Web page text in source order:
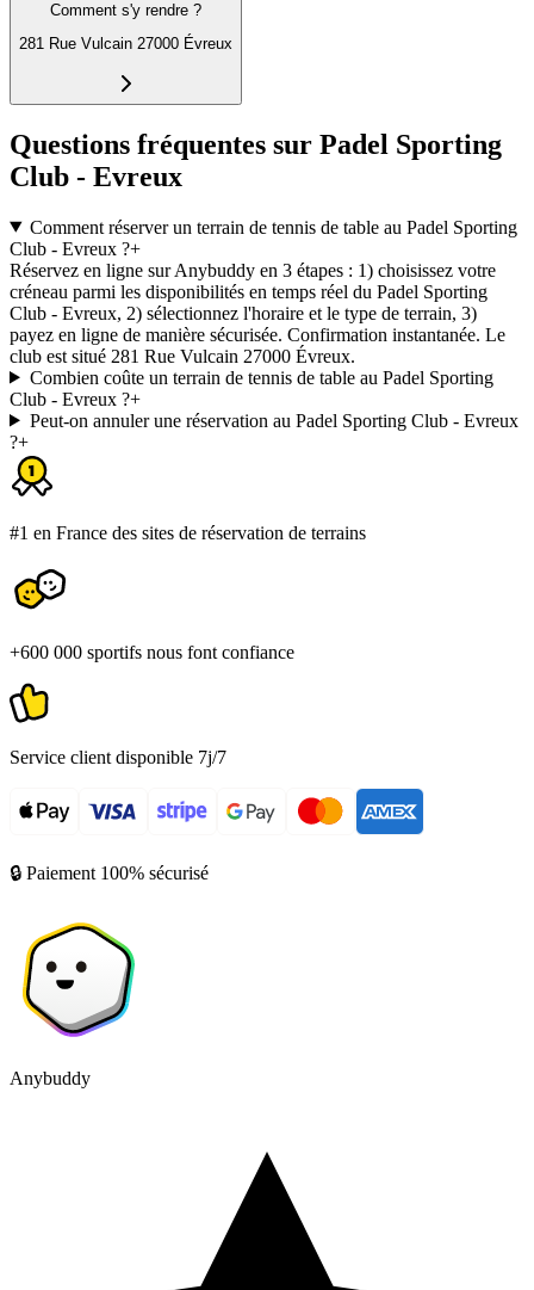
Comment s'y rendre ?
281 Rue Vulcain 27000 Évreux
Questions fréquentes sur Padel Sporting
Club - Evreux
Comment réserver un terrain de tennis de table au Padel Sporting
Club - Evreux ?+
Réservez en ligne sur Anybuddy en 3 étapes : 1) choisissez votre
créneau parmi les disponibilités en temps réel du Padel Sporting
Club - Evreux, 2) sélectionnez l'horaire et le type de terrain, 3)
payez en ligne de manière sécurisée. Confirmation instantanée. Le
club est situé 281 Rue Vulcain 27000 Évreux.
Combien coûte un terrain de tennis de table au Padel Sporting
Club - Evreux ?+
Peut-on annuler une réservation au Padel Sporting Club - Evreux
?+
#1 en France des sites de réservation de terrains
+600 000 sportifs nous font confiance
Service client disponible 7j/7
🔒 Paiement 100% sécurisé
Anybuddy